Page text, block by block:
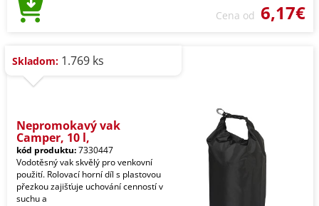
Cena od 6,17€
Skladom: 1.769 ks
Nepromokavý vak
Camper, 10 l,
kód produktu:7330447
Vodotěsný vak skvělý pro venkovní
použití. Rolovací horní díl s plastovou
přezkou zajišťuje uchování cenností v
suchu a